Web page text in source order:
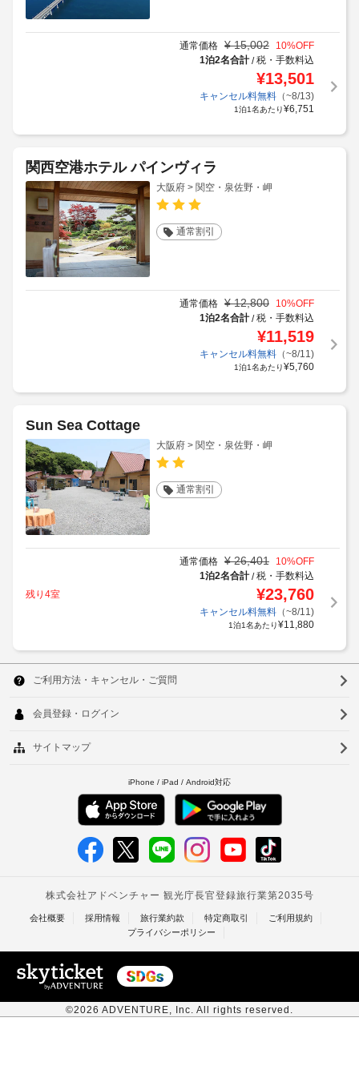
通常価格 ¥ 15,002 10%OFF
1泊2名合計/税・手数料込
¥13,501
キャンセル料無料（~8/13)
1泊1名あたり¥6,751
関西空港ホテル パインヴィラ
大阪府 > 関空・泉佐野・岬
通常割引
通常価格 ¥ 12,800 10%OFF
1泊2名合計/税・手数料込
¥11,519
キャンセル料無料（~8/11)
1泊1名あたり¥5,760
Sun Sea Cottage
大阪府 > 関空・泉佐野・岬
通常割引
通常価格 ¥ 26,401 10%OFF
1泊2名合計/税・手数料込
残り4室
¥23,760
キャンセル料無料（~8/11)
1泊1名あたり¥11,880